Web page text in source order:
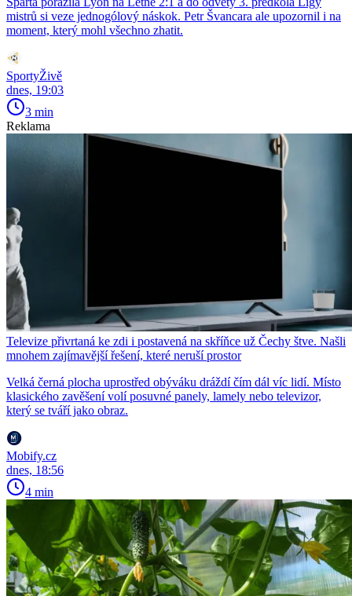
mistrů si veze jednogólový náskok. Petr Švancara ale upozornil i na
moment, který mohl všechno zhatit.
SportyŽivě
dnes, 19:03
3 min
Reklama
Televize přivrtaná ke zdi i postavená na skříňce už Čechy štve. Našli
mnohem zajímavější řešení, které neruší prostor
Velká černá plocha uprostřed obýváku dráždí čím dál víc lidí. Místo
klasického zavěšení volí posuvné panely, lamely nebo televizor,
který se tváří jako obraz.
Mobify.cz
dnes, 18:56
4 min